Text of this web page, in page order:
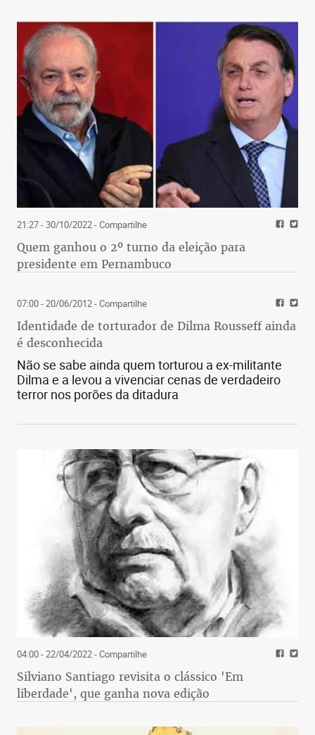
21:27 - 30/10/2022- Compartilhe
Quem ganhou o 2º turno da eleição para
presidente em Pernambuco
07:00 - 20/06/2012- Compartilhe
Identidade de torturador de Dilma Rousseff ainda
é desconhecida
Não se sabe ainda quem torturou a ex-militante
Dilma e a levou a vivenciar cenas de verdadeiro
terror nos porões da ditadura
04:00 - 22/04/2022- Compartilhe
Silviano Santiago revisita o clássico 'Em
liberdade', que ganha nova edição